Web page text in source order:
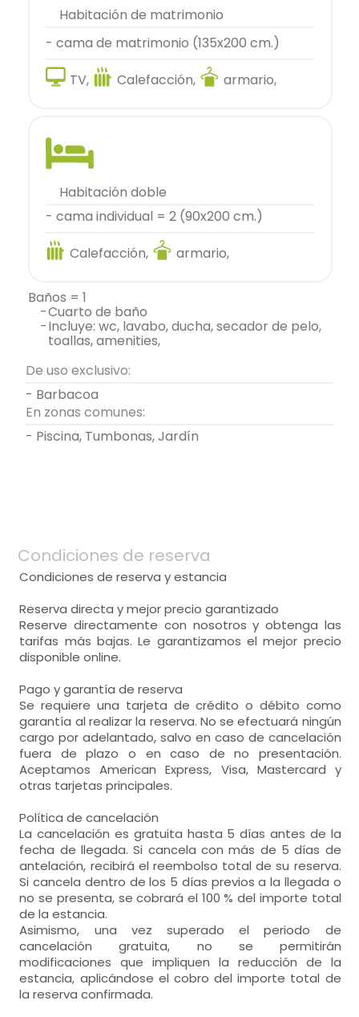
habitación de matrimonio
- cama de matrimonio (135x200 cm.)
TV,
Calefacción, armario,
habitación doble
- cama individual = 2 (90x200 cm.)
Calefacción,
armario,
baños = 1
- cuarto de baño
-incluye: wc, lavabo, ducha, secador de pelo,
toallas, amenities,
De uso exclusivo:
- Barbacoa
En zonas comunes:
- Piscina, Tumbonas, Jardín
Condiciones de reserva
Condiciones de reserva y estancia
Reserva directa y mejor precio garantizado
Reserve directamente con nosotros y obtenga las
tarifas más bajas. Le garantizamos el mejor precio
disponible online.
Pago y garantía de reserva
Se requiere una tarjeta de crédito o débito como
garantía al realizar la reserva. No se efectuará ningún
cargo por adelantado, salvo en caso de cancelación
fuera de plazo o en caso de no presentación.
Aceptamos American Express, Visa, Mastercard y
otras tarjetas principales.
Política de cancelación
La cancelación es gratuita hasta 5 días antes de la
fecha de llegada. Si cancela con más de 5 días de
antelación, recibirá el reembolso total de su reserva.
Si cancela dentro de los 5 días previos a la llegada o
no se presenta, se cobrará el 100 % del importe total
de la estancia.
Asimismo, una vez superado el periodo de
cancelación gratuita, no se permitirán
modificaciones que impliquen la reducción de la
estancia, aplicándose el cobro del importe total de
la reserva confirmada.